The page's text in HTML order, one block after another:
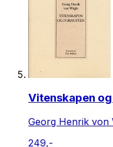
Vitenskapen
Georg Henrik von
249,-